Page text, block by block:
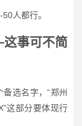
人都行。
事可不简
选名字，“郑州
这部分要体现行